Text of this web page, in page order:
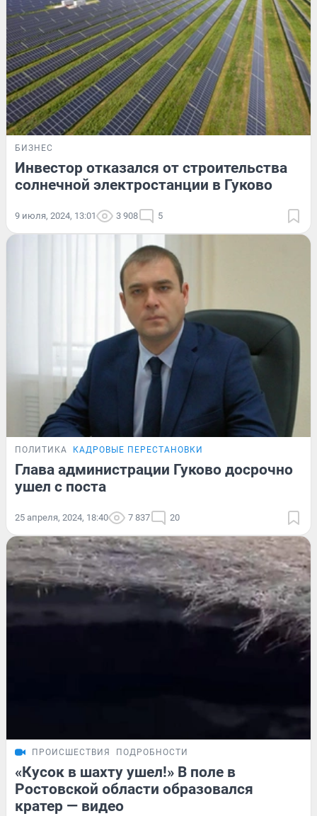
БИЗНЕС
Инвестор отказался от строительства
солнечной электростанции в Гуково
9 июля, 2024, 13:01 3 908 5
ПОЛИТИКА КАДРОВЫЕ ПЕРЕСТАНОВКИ
Глава администрации Гуково досрочно
ушел с поста
25 апреля, 2024, 18:40 7 837 20
ПРОИСШЕСТВИЯ ПОДРОБНОСТИ
«Кусок в шахту ушел!» В поле в
Ростовской области образовался
кратер — видео